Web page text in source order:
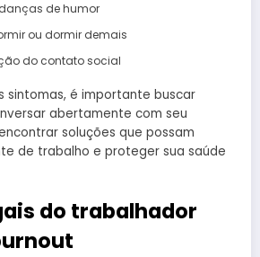
de humor
ou dormir demais
do contato social
sintomas, é importante buscar
abertamente com seu
soluções que possam
de trabalho e proteger sua saúde
do trabalhador